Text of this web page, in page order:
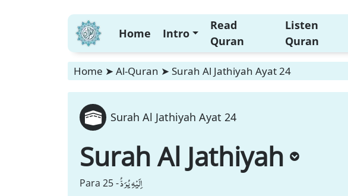
Home Intro
Read
Quran
Listen
Quran
Home ➤ Al-Quran ➤ Surah Al Jathiyah Ayat 24
Surah Al Jathiyah Ayat 24
Surah Al Jathiyah
Para 25 -اِلَیْهِ یُرَدُّ